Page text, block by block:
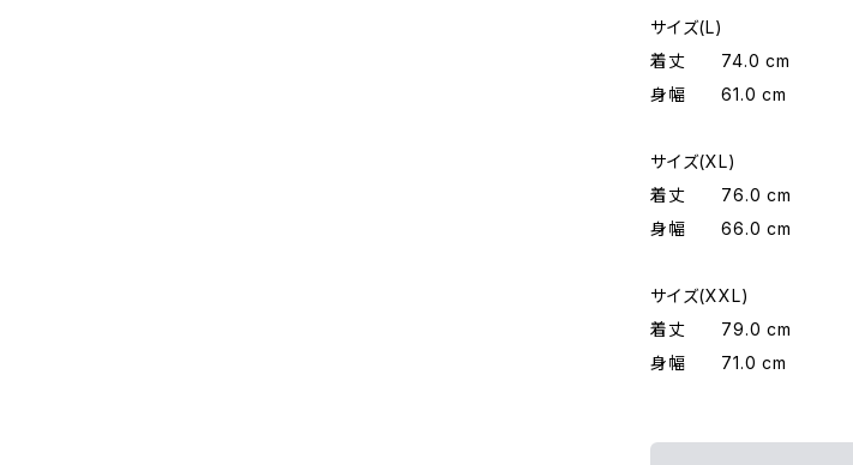
サイズ(L)
着丈 74.0 cm
身幅 61.0 cm
サイズ(XL)
着丈 76.0 cm
身幅 66.0 cm
サイズ(XXL)
着丈 79.0 cm
身幅 71.0 cm